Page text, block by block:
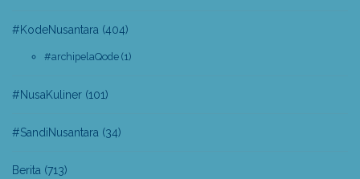
#KodeNusantara (404)
#archipelaQode (1)
#NusaKuliner (101)
#SandiNusantara (34)
Berita (713)